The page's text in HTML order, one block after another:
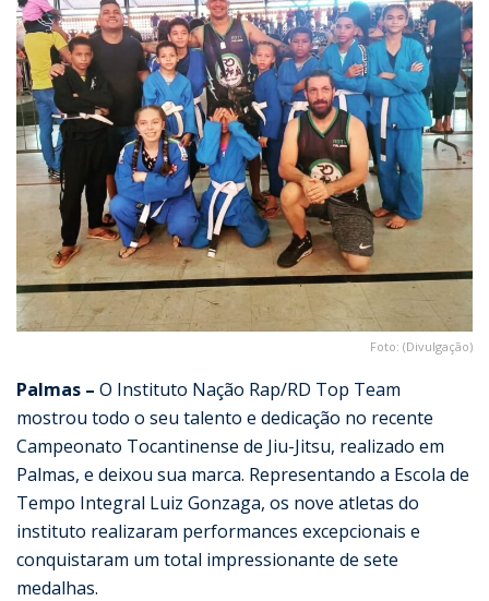
Foto: (Divulgação)
Palmas – O Instituto Nação Rap/RD Top Team
mostrou todo o seu talento e dedicação no recente
Campeonato Tocantinense de Jiu-Jitsu, realizado em
Palmas, e deixou sua marca. Representando a Escola de
Tempo Integral Luiz Gonzaga, os nove atletas do
instituto realizaram performances excepcionais e
conquistaram um total impressionante de sete
medalhas.